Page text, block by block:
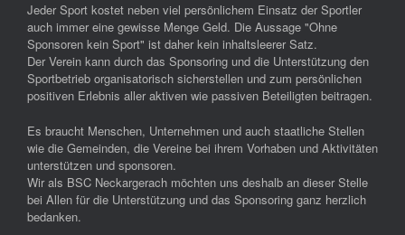
Jeder Sport kostet neben viel persönlichem Einsatz der Sportler
auch immer eine gewisse Menge Geld. Die Aussage "Ohne
Sponsoren kein Sport" ist daher kein inhaltsleerer Satz.
Der Verein kann durch das Sponsoring und die Unterstützung den
Sportbetrieb organisatorisch sicherstellen und zum persönlichen
positiven Erlebnis aller aktiven wie passiven Beteiligten beitragen.
Es braucht Menschen, Unternehmen und auch staatliche Stellen
wie die Gemeinden, die Vereine bei ihrem Vorhaben und Aktivitäten
unterstützen und sponsoren.
Wir als BSC Neckargerach möchten uns deshalb an dieser Stelle
bei Allen für die Unterstützung und das Sponsoring ganz herzlich
bedanken.